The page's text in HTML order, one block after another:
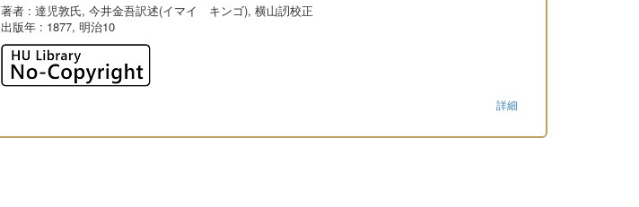
著者: 達児敦氏, 今井金吾訳述(イマイ キンゴ), 横山訒校正
出版年: 1877, 明治10
詳細